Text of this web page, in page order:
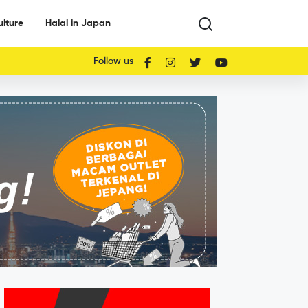
Halal in Japan
Follow us